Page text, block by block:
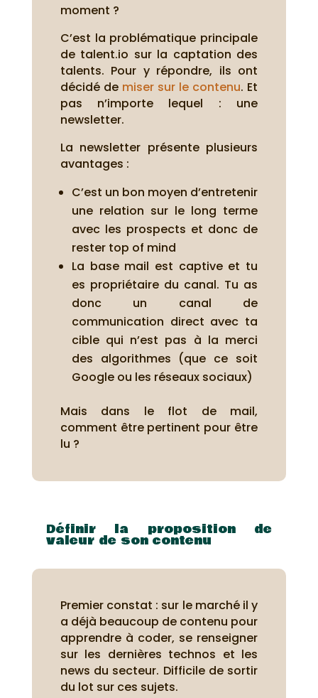
moment ?
C’est la problématique principale
de talent.io sur la captation des
talents. Pour y répondre, ils ont
décidé de miser sur le contenu. Et
pas n’importe lequel : une
newsletter.
La newsletter présente plusieurs
avantages :
C’est un bon moyen d’entretenir
une relation sur le long terme
avec les prospects et donc de
rester top of mind
La base mail est captive et tu
es propriétaire du canal. Tu as
donc un canal de
communication direct avec ta
cible qui n’est pas à la merci
des algorithmes (que ce soit
Google ou les réseaux sociaux)
Mais dans le flot de mail,
comment être pertinent pour être
lu ?
Définir la proposition de
valeur de son contenu
Premier constat : sur le marché il y
a déjà beaucoup de contenu pour
apprendre à coder, se renseigner
sur les dernières technos et les
news du secteur. Difficile de sortir
du lot sur ces sujets.